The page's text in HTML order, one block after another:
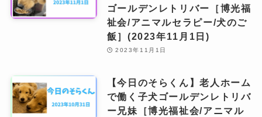
ゴールデンレトリバー［博光福
祉会/アニマルセラピー/犬のご
飯］(2023年11月1日)
2023年11月1日
【今日のそらくん】老人ホーム
で働く子犬ゴールデンレトリバ
ー兄妹［博光福祉会/アニマル